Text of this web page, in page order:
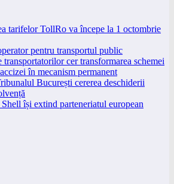
tarifelor TollRo va începe la 1 octombrie
pentru transportul public
transportatorilor cer transformarea schemei
în mecanism permanent
București cererea deschiderii
își extind parteneriatul european